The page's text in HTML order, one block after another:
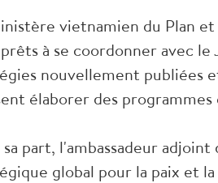
vietnamien du Plan
à se coordonner avec
nouvellement publiées
élaborer des
part, l'ambassadeur
global pour la paix et